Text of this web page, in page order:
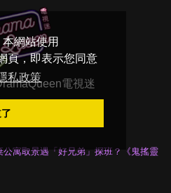
網站使用
頁，即表示您同意
私政策
電視迷
公寓取景遇「好兄弟」探班？《鬼搖靈